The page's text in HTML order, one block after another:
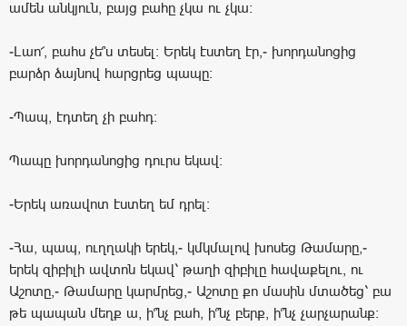
ամեն անկյուն, բայց բահը չկա ու չկա:
-Լաո՜, բահս չե՞ս տեսել: Երեկ էստեղ էր,- խորդանոցից
բարձր ձայնով հարցրեց պապը:
-Պապ, էդտեղ չի բահդ:
Պապը խորդանոցից դուրս եկավ:
-Երեկ առավոտ էստեղ եմ դրել։
-Հա, պապ, ուղղակի երեկ,- կմկմալով խոսեց Թամարը,-
երեկ զիբիլի ավտոն եկավ՝ թաղի զիբիլը հավաքելու, ու
Աշոտը,- Թամարը կարմրեց,- Աշոտը քո մասին մտածեց՝ բա
թե պապան մեղք ա, ի՞նչ բահ, ի՞նչ բերք, ի՞նչ չարչարանք: